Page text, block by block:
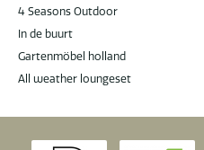
4 Seasons Outdoor
In de buurt
Gartenmöbel holland
All weather loungeset